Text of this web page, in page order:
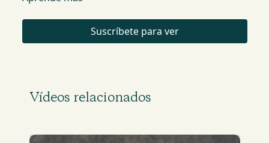
Unidos para el día de acción de gracias.
Suscríbete para ver
Vídeos relacionados